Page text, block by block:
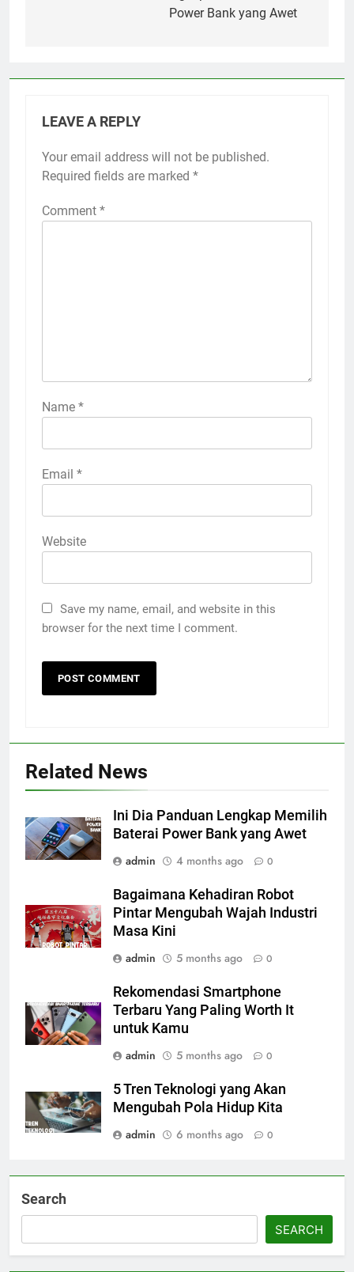
Power Bank yang Awet
LEAVE A REPLY
Your email address will not be published.
Required fields are marked *
Comment *
Name *
Email *
Website
Save my name, email, and website in this
browser for the next time I comment.
Related News
Ini Dia Panduan Lengkap Memilih
Baterai Power Bank yang Awet
admin
4 months ago 0
Bagaimana Kehadiran Robot
Pintar Mengubah Wajah Industri
Masa Kini
admin
5 months ago 0
Rekomendasi Smartphone
Terbaru Yang Paling Worth It
untuk Kamu
admin
5 months ago 0
5 Tren Teknologi yang Akan
Mengubah Pola Hidup Kita
admin
6 months ago 0
Search
SEARCH